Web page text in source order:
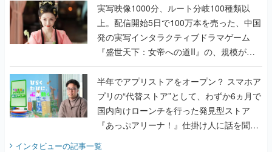
んだレジェンド2人に訊く開発秘話
実写映像1000分、ルート分岐100種類以
上。配信開始5日で100万本を売った、中国
発の実写インタラクティブドラマゲーム
『盛世天下：女帝への道II』の、規模が違
うこだわりをプロデューサーに聞いた
半年でアプリストアをオープン？ スマホア
プリの“代替ストア”として、わずか6ヵ月で
国内向けローンチを行った発見型ストア
『あっぷアリーナ！』仕掛け人に話を聞い
てみた
インタビューの記事一覧